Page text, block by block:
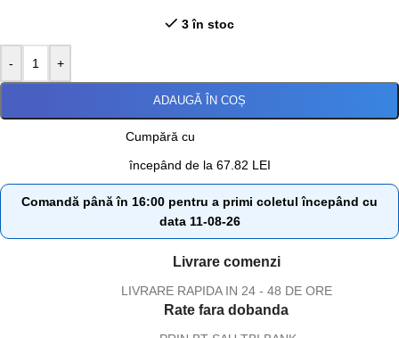
3 în stoc
- +
ADAUGĂ ÎN COȘ
Cumpără cu
începând de la 67.82 LEI
Comandă până în 16:00 pentru a primi coletul începând cu
data 11-08-26
Livrare comenzi
LIVRARE RAPIDA IN 24 - 48 DE ORE
Rate fara dobanda